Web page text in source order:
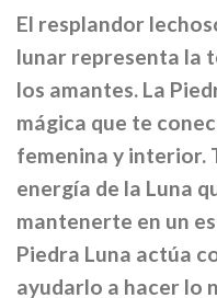
El resplandor
lunar representa la
los amantes. La
mágica que te
femenina y interior.
energía de la Luna
mantenerte en un
Piedra Luna actúa
ayudarlo a hacer lo